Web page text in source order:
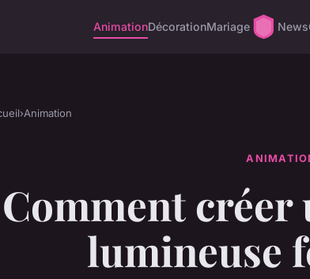
AnimationDécorationMariage News
›Animation
Comment créer
lumineuse